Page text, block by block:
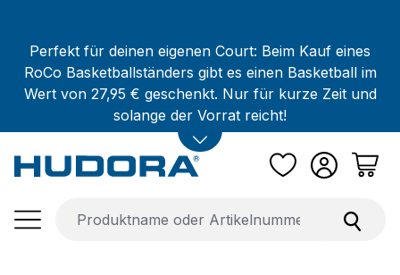
Perfekt für deinen eigenen Court: Beim Kauf eines
RoCo Basketballständers gibt es einen Basketball im
Wert von 27,95 € geschenkt. Nur für kurze Zeit und
solange der Vorrat reicht!